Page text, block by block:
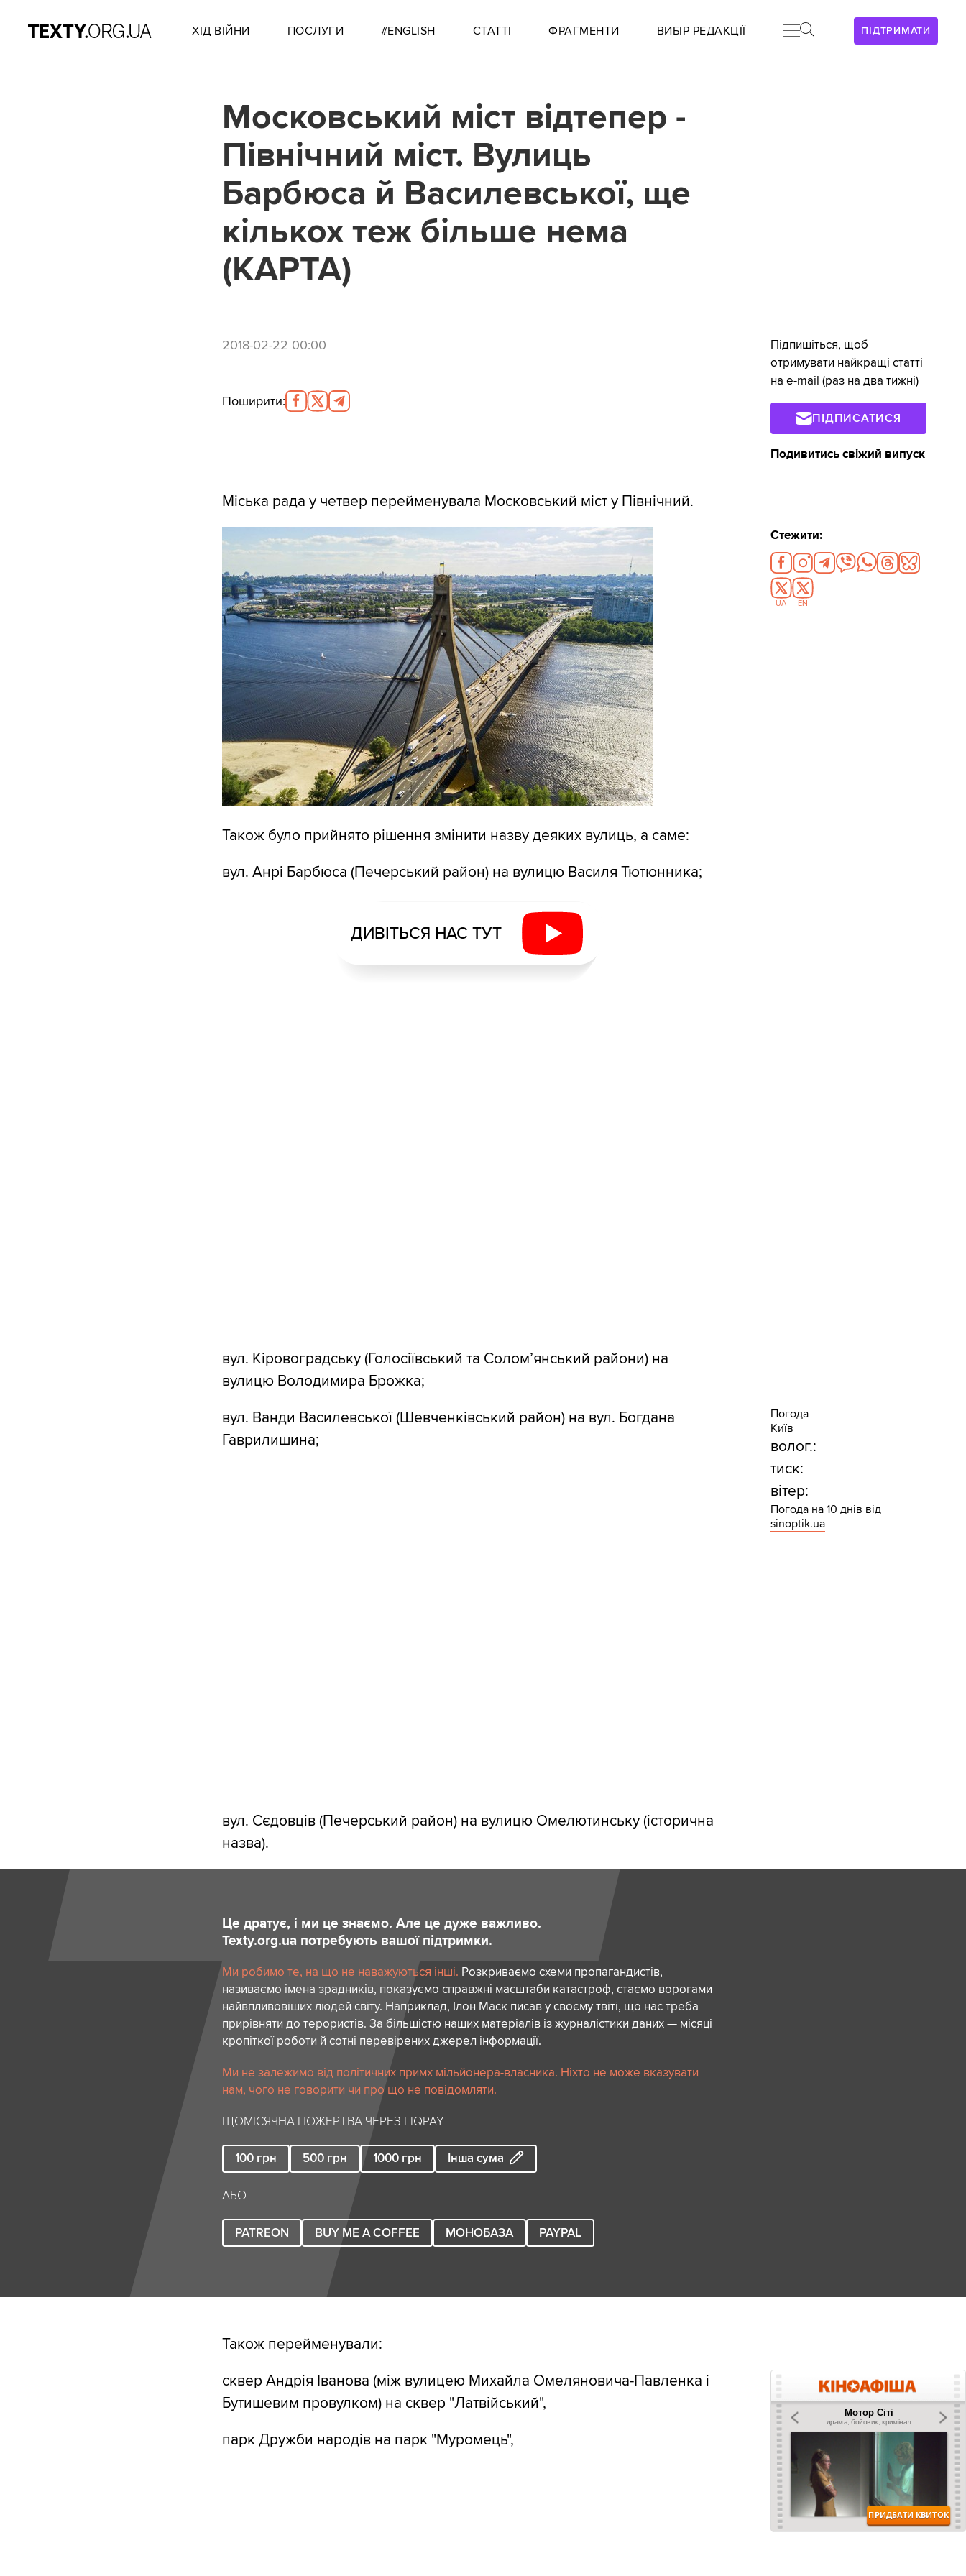
ПІДТРИМАТИ
ХІД ВІЙНИ ПОСЛУГИ #ENGLISH СТАТТІ ФРАГМЕНТИ ВИБІР РЕДАКЦІЇ
Московський міст відтепер -
Північний міст. Вулиць
Барбюса й Василевської, ще
кількох теж більше нема
(КАРТА)
2018-02-22 00:00
Поширити:
Міська рада у четвер перейменувала Московський міст у Північний.
Також було прийнято рішення змінити назву деяких вулиць, а саме:
вул. Анрі Барбюса (Печерський район) на вулицю Василя Тютюнника;
ДИВІТЬСЯ НАС ТУТ
вул. Кіровоградську (Голосіївський та Солом’янський райони) на
вулицю Володимира Брожка;
вул. Ванди Василевської (Шевченківський район) на вул. Богдана
Гаврилишина;
вул. Сєдовців (Печерський район) на вулицю Омелютинську (історична
назва).
Це дратує, і ми це знаємо. Але це дуже важливо.
Texty.org.ua потребують вашої підтримки.
Ми робимо те, на що не наважуються інші. Розкриваємо схеми пропагандистів,
називаємо імена зрадників, показуємо справжні масштаби катастроф, стаємо ворогами
найвпливовіших людей світу. Наприклад, Ілон Маск писав у своєму твіті, що нас треба
прирівняти до терористів. За більшістю наших матеріалів із журналістики даних — місяці
кропіткої роботи й сотні перевірених джерел інформації.
Ми не залежимо від політичних примх мільйонера-власника. Ніхто не може вказувати
нам, чого не говорити чи про що не повідомляти.
ЩОМІСЯЧНА ПОЖЕРТВА ЧЕРЕЗ LIQPAY
100 грн 500 грн 1000 грн Інша сума
АБО
PATREON BUY ME A COFFEE МОНОБАЗА PAYPAL
Також перейменували:
сквер Андрія Іванова (між вулицею Михайла Омеляновича-Павленка і
Бутишевим провулком) на сквер "Латвійський",
парк Дружби народів на парк "Муромець",
Підпишіться, щоб
отримувати найкращі статті
на e-mail (раз на два тижні)
ПІДПИСАТИСЯ
Подивитись свіжий випуск
Стежити:
UA EN
Погода
Київ
волог.:
тиск:
вітер:
Погода на 10 днів від
sinoptik.ua